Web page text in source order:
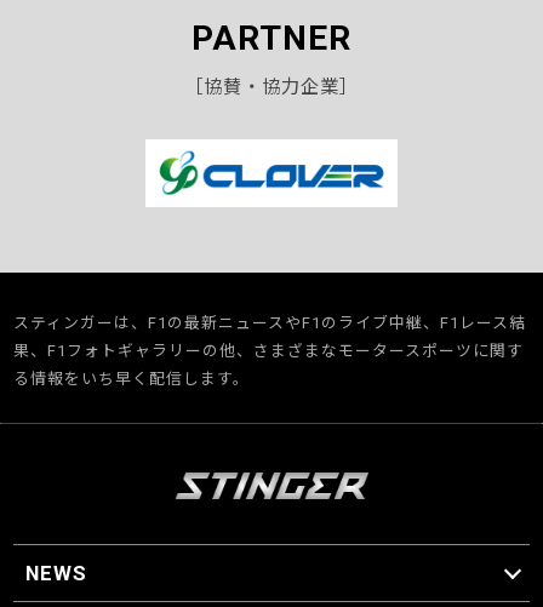
PARTNER
［協賛・協力企業］
スティンガーは、F1の最新ニュースやF1のライブ中継、F1レース結
果、F1フォトギャラリーの他、さまざまなモータースポーツに関す
る情報をいち早く配信します。
NEWS